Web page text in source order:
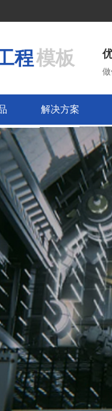
程模板
解决方案